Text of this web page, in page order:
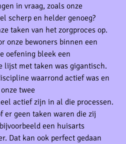
in vraag, zoals onze
scherp en helder genoeg?
taken van het zorgproces op.
onze bewoners binnen een
oefening bleek een
lijst met taken was gigantisch.
waarrond actief was en
twee
actief zijn in al die processen.
er geen taken waren die zij
een huisarts
Dat kan ook perfect gedaan